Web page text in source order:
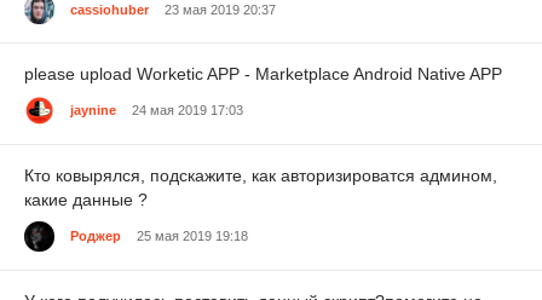
cassiohuber 23 мая 2019 20:37
please upload Worketic APP - Marketplace Android Native APP
jaynine 24 мая 2019 17:03
Кто ковырялся, подскажите, как авторизироватся админом,
какие данные ?
Роджер 25 мая 2019 19:18